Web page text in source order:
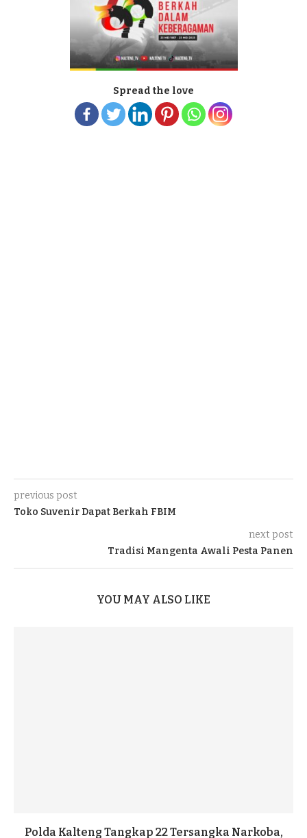
Spread the love
previous post
Toko Suvenir Dapat Berkah FBIM
next post
Tradisi Mangenta Awali Pesta Panen
YOU MAY ALSO LIKE
Polda Kalteng Tangkap 22 Tersangka Narkoba,